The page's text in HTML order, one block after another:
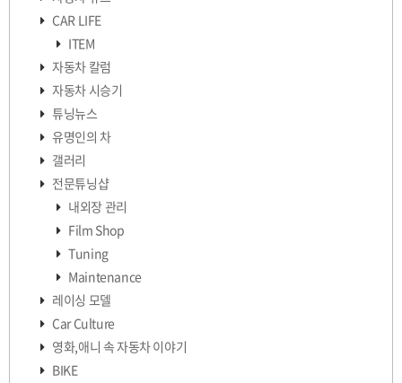
CAR LIFE
ITEM
자동차 칼럼
자동차 시승기
튜닝뉴스
유명인의 차
갤러리
전문튜닝샵
내외장 관리
Film Shop
Tuning
Maintenance
레이싱 모델
Car Culture
영화,애니 속 자동차 이야기
BIKE